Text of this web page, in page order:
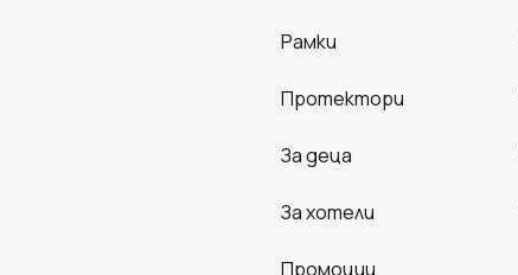
Рамки
Протектори
За деца
За хотели
Промоции